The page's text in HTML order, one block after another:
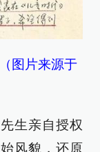
图片来源于
生亲自授权
风貌，还原